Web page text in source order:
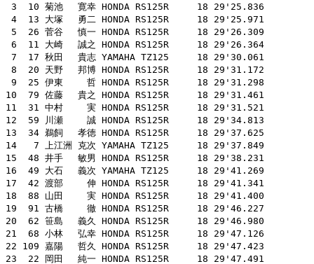
3  10 菊池　 寛幸 HONDA RS125R     18 29'25.836
4  13 大塚　 勇二 HONDA RS125R     18 29'25.971
5  26 菅谷　 慎一 HONDA RS125R     18 29'26.309
6  11 大崎　 誠之 HONDA RS125R     18 29'26.364
7  17 秋田　 貴志 YAMAHA TZ125     18 29'30.061
8  20 天野　 邦博 HONDA RS125R     18 29'31.172
9  25 伊東　　 哲 HONDA RS125R     18 29'31.298
10  79 佐藤　 貴之 HONDA RS125R     18 29'31.461
11  31 中村　　 実 HONDA RS125R     18 29'31.521
12  59 川瀬　　 誠 HONDA RS125R     18 29'34.813
13  34 鵜飼　 孝徳 HONDA RS125R     18 29'37.625
14   7 上江洲 克次 YAMAHA TZ125     18 29'37.849
15  48 井手　 敏男 HONDA RS125R     18 29'38.231
16  49 大石　 義次 YAMAHA TZ125     18 29'41.269
17  42 渡部　　 伸 HONDA RS125R     18 29'41.341
18  88 山田　　 実 HONDA RS125R     18 29'41.400
19  91 古橋　　 徹 HONDA RS125R     18 29'46.227
20  62 笹島　 義久 HONDA RS125R     18 29'46.980
21  68 小林　 弘幸 HONDA RS125R     18 29'47.126
22 109 嘉陽　 哲久 HONDA RS125R     18 29'47.423
23  22 岡田　 純一 HONDA RS125R     18 29'47.491